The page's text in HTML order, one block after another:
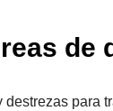
de
para